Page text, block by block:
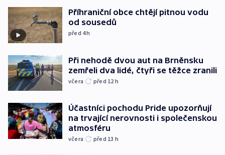
Příhraniční obce chtějí pitnou vodu
od sousedů
před 4h
Při nehodě dvou aut na Brněnsku
zemřeli dva lidé, čtyři se těžce zranili
včera před 12 h
Účastníci pochodu Pride upozorňují
na trvající nerovnosti i společenskou
atmosféru
včera před 13 h